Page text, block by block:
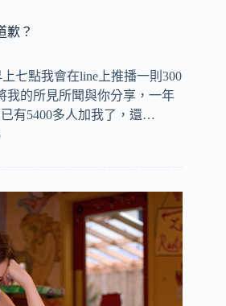
歉？
七點我會在line上推播一則300
我的所見所聞與你分享，一年
有5400多人加我了，還…